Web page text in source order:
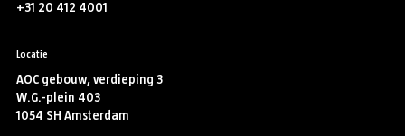
+31 20 412 4001
Locatie
AOC gebouw, verdieping 3
W.G.-plein 403
1054 SH Amsterdam